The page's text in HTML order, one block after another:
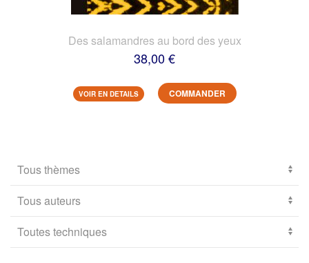
Des salamandres au bord des yeux
38,00 €
VOIR EN DETAILS COMMANDER